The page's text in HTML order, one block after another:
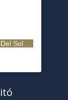
Una publicación compartida de Maria Del Sol (@mariadelsol10)